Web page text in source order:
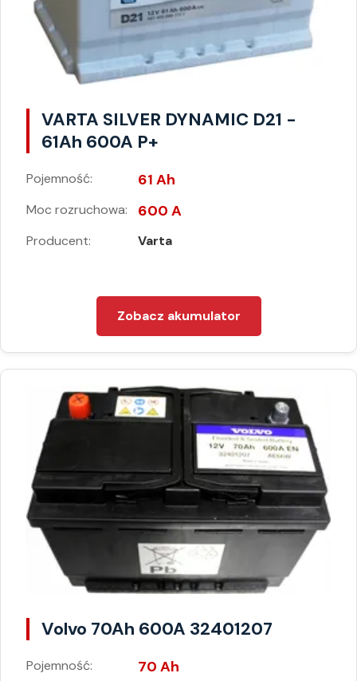
VARTA SILVER DYNAMIC D21 -
61Ah 600A P+
Pojemność: 61 Ah
Moc rozruchowa: 600 A
Producent: Varta
Zobacz akumulator
Volvo 70Ah 600A 32401207
Pojemność: 70 Ah